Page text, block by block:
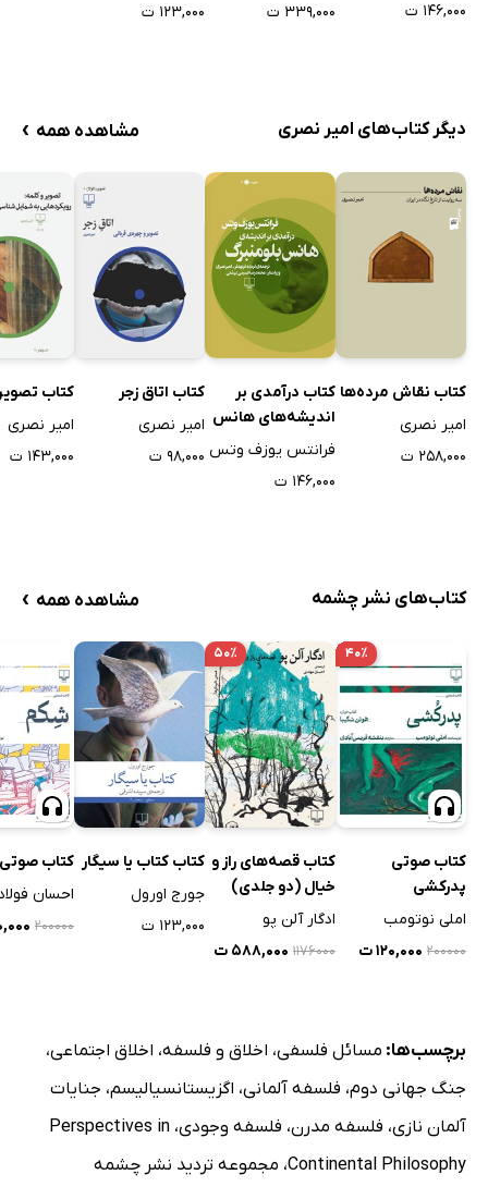
۱۴۶,۰۰۰ ت
۳۳۹,۰۰۰ ت
۱۲۳,۰۰۰ ت
دیگر کتاب‌های امیر نصری مشاهده همه ›
کتاب نقاش مرده‌ها
امیر نصری
۲۵۸,۰۰۰ ت
کتاب درآمدی بر
اندیشه‌های هانس
بلومنبرگ
فرانتس یوزف وتس
۱۴۶,۰۰۰ ت
کتاب اتاق زجر
امیر نصری
۹۸,۰۰۰ ت
کتاب
امیر نصری
۱۴۳,۰۰۰ ت
کتاب‌های نشر چشمه مشاهده همه ›
۴۰٪
کتاب صوتی
پدرکشی
املی نوتومب
۲۰۰۰۰۰ ۱۲۰,۰۰۰ ت
۵۰٪
کتاب قصه‌های راز و
خیال (دو جلدی)
ادگار آلن پو
۱۱۷۶۰۰۰ ۵۸۸,۰۰۰ ت
کتاب کتاب یا سیگار
جورج اورول
۱۲۳,۰۰۰ ت
کتاب
احسان
۲۰۰۰۰۰
برچسب‌ها: مسائل فلسفی، اخلاق و فلسفه، اخلاق اجتماعی،
جنگ جهانی دوم، فلسفه آلمانی، اگزیستانسیالیسم، جنایات
آلمان نازی، فلسفه مدرن، فلسفه وجودی، Perspectives in
Continental Philosophy، مجموعه تردید نشر چشمه